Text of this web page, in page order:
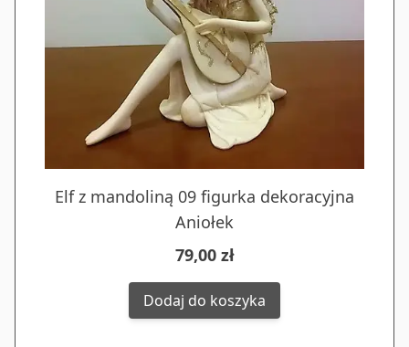
Elf z mandoliną 09 figurka dekoracyjna
Aniołek
79,00 zł
Dodaj do koszyka